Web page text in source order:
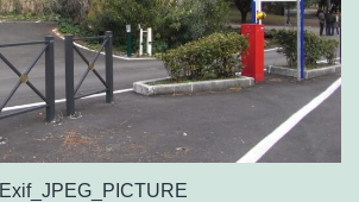
Exif_JPEG_PICTURE